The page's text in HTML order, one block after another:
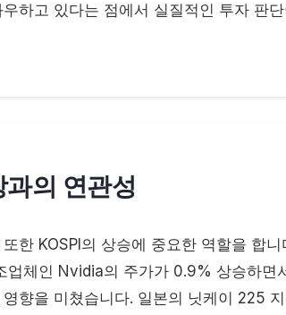
하고 있다는 점에서 실질적인 투자 판
의 연관성
한 KOSPI의 상승에 중요한 역할을 합니
업체인 Nvidia의 주가가 0.9% 상승하면
향을 미쳤습니다. 일본의 닛케이 225